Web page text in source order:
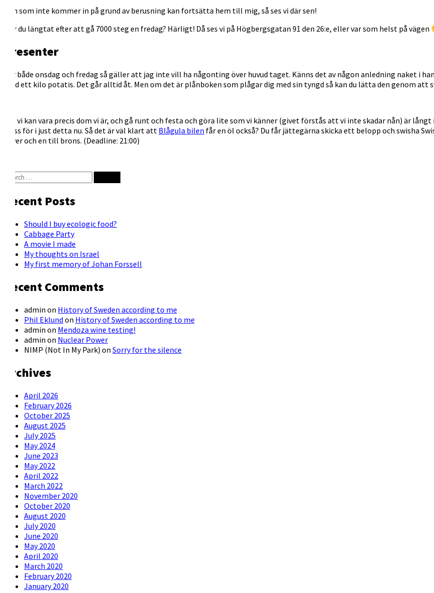
Den som inte kommer in på grund av berusning kan fortsätta hem till mig, så ses vi där sen!
Har du längtat efter att gå 7000 steg en fredag? Härligt! Då ses vi på Högbergsgatan 91 den 26:e, eller var som helst på vägen
Presenter
För både onsdag och fredag så gäller att jag inte vill ha någonting över huvud taget. Känns det av någon anledning naket i
med ett kilo potatis. Det går alltid åt. Men om det är plånboken som plågar dig med sin tyngd så kan du lätta den genom att
Att vi kan vara precis dom vi är, och gå runt och festa och göra lite som vi känner (givet förstås att vi inte skadar nån) är
slåss för i just detta nu. Så det är väl klart att Blågula bilen får en öl också? Du får jättegärna skicka ett belopp och swisha
silver och en till brons. (Deadline: 21:00)
Search
for:
Recent Posts
Should I buy ecologic food?
Cabbage Party
A movie I made
My thoughts on Israel
My first memory of Johan Forssell
Recent Comments
admin on History of Sweden according to me
Phil Eklund on History of Sweden according to me
admin on Mendoza wine testing!
admin on Nuclear Power
NIMP (Not In My Park) on Sorry for the silence
Archives
April 2026
February 2026
October 2025
August 2025
July 2025
May 2024
June 2023
May 2022
April 2022
March 2022
November 2020
October 2020
August 2020
July 2020
June 2020
May 2020
April 2020
March 2020
February 2020
January 2020